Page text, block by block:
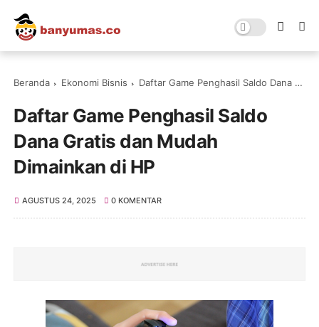
Beranda Ekonomi Bisnis Daftar Game Penghasil Saldo Dana Gratis dan Mudah Dimainkan di HP
Daftar Game Penghasil Saldo
Dana Gratis dan Mudah
Dimainkan di HP
AGUSTUS 24, 2025 0 KOMENTAR